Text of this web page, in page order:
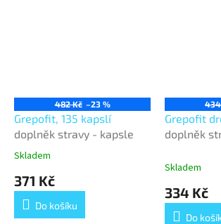
482 Kč –23 %
Grepofit, 135 kapslí
doplněk stravy - kapsle
Průměrné
produktu
4,4
Skladem
371 Kč
Do košíku
Grepofit
doplněk
Skladem
334 Kč
Do